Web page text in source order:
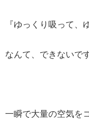
『ゆっくり吸って、
なんて、できないで
一瞬で大量の空気を